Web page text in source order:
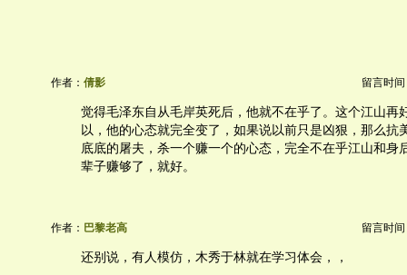
作者： 倩影 留言时间
觉得毛泽东自从毛岸英死后，他就不在乎了。这个江山再
以，他的心态就完全变了，如果说以前只是凶狠，那么抗
底底的屠夫，杀一个赚一个的心态，完全不在乎江山和身
辈子赚够了，就好。
作者： 巴黎老高 留言时间
还别说，有人模仿，木秀于林就在学习体会，，